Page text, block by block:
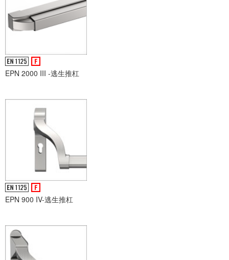
EPN 2000 III -逃生推杠
EPN 900 IV-逃生推杠